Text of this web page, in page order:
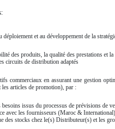
et au développement de la
des produits, la qualité des prestations et
circuits de distribution adaptés
commerciaux en assurant une gestion
articles de promotion), par :
issus du processus de prévisions de
avec les fournisseurs (Maroc &
des stocks chez le(s) Distributeur(s) et les